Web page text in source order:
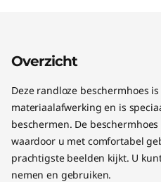
Overzicht
Deze randloze beschermhoes
materiaalafwerking en is
beschermen. De
waardoor u met comfortabel
prachtigste beelden kijkt. U
nemen en gebruiken.